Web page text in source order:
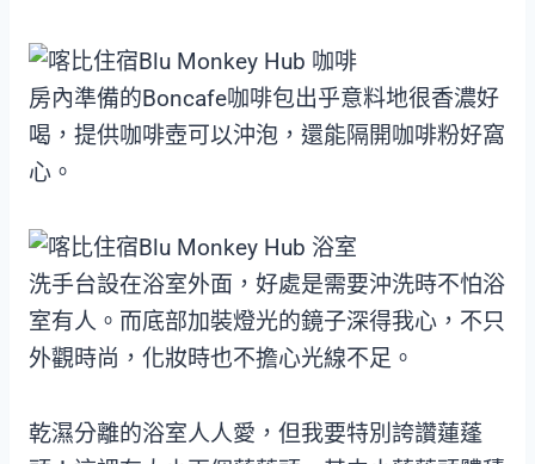
房內準備的Boncafe咖啡包出乎意料地很香濃好
喝，提供咖啡壺可以沖泡，還能隔開咖啡粉好窩
心。
洗手台設在浴室外面，好處是需要沖洗時不怕浴
室有人。而底部加裝燈光的鏡子深得我心，不只
外觀時尚，化妝時也不擔心光線不足。
乾濕分離的浴室人人愛，但我要特別誇讚蓮蓬